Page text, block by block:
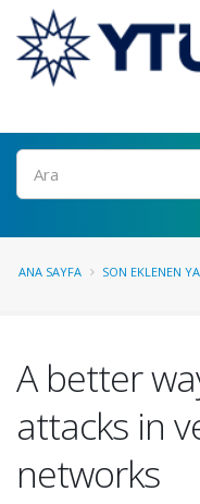
Ara
ANA SAYFA SON EKLENEN
A better
attacks in
networks